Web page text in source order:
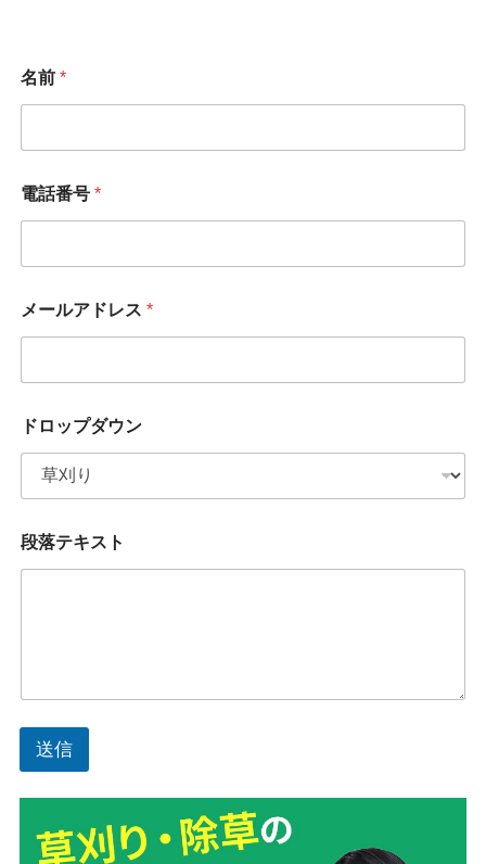
名前 *
電話番号 *
ー
ル
ス
段
テ
ス
メールアドレス *
ドロップダウン
段落テキスト
送信